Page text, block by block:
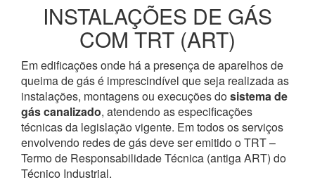
INSTALAÇÕES DE GÁS
COM TRT (ART)
Em edificações onde há a presença de aparelhos de
queima de gás é imprescindível que seja realizada as
instalações, montagens ou execuções dosistema de
gás canalizado, atendendo as especificações
técnicas da legislação vigente. Em todos os serviços
envolvendo redes de gás deve ser emitido o TRT –
Termo de Responsabilidade Técnica (antiga ART) do
Técnico Industrial.